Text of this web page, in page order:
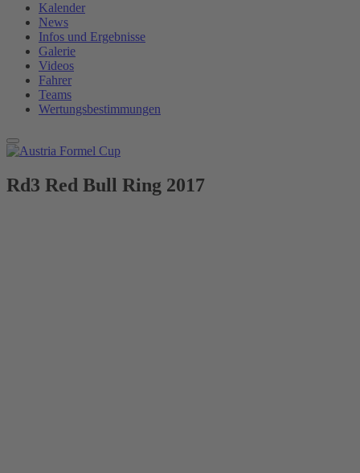
Kalender
News
Infos und Ergebnisse
Galerie
Videos
Fahrer
Teams
Wertungsbestimmungen
Rd3 Red Bull Ring 2017